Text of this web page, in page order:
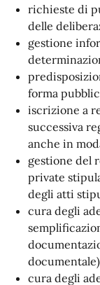
richieste di
delle
gestione
forma
iscrizione a
successiva
anche in
gestione del
private
degli atti
cura degli
cura degli